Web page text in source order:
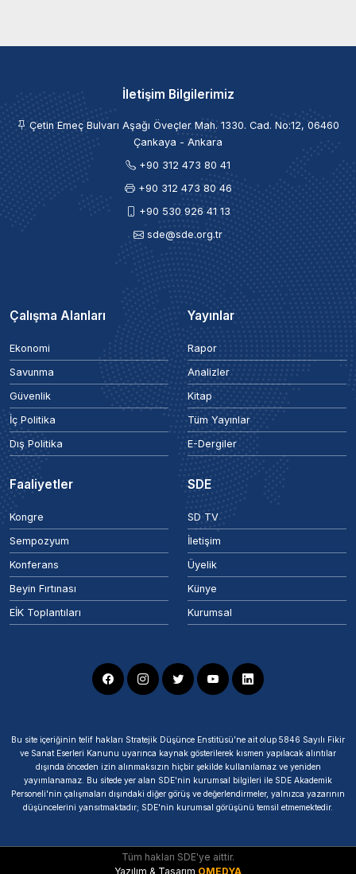
İletişim Bilgilerimiz
Çetin Emeç Bulvarı Aşağı Öveçler Mah. 1330. Cad. No:12, 06460
Çankaya - Ankara
+90 312 473 80 41
+90 312 473 80 46
+90 530 926 41 13
sde@sde.org.tr
Çalışma Alanları
Ekonomi
Savunma
Güvenlik
İç Politika
Dış Politika
Yayınlar
Rapor
Analizler
Kitap
Tüm Yayınlar
E-Dergiler
Faaliyetler
Kongre
Sempozyum
Konferans
Beyin Fırtınası
EİK Toplantıları
SDE
SD TV
İletişim
Üyelik
Künye
Kurumsal
Bu site içeriğinin telif hakları Stratejik Düşünce Enstitüsü’ne ait olup 5846 Sayılı Fikir
ve Sanat Eserleri Kanunu uyarınca kaynak gösterilerek kısmen yapılacak alıntılar
dışında önceden izin alınmaksızın hiçbir şekilde kullanılamaz ve yeniden
yayımlanamaz. Bu sitede yer alan SDE'nin kurumsal bilgileri ile SDE Akademik
Personeli'nin çalışmaları dışındaki diğer görüş ve değerlendirmeler, yalnızca yazarının
düşüncelerini yansıtmaktadır; SDE'nin kurumsal görüşünü temsil etmemektedir.
Tüm hakları SDE'ye aittir.
Yazılım & Tasarım OMEDYA